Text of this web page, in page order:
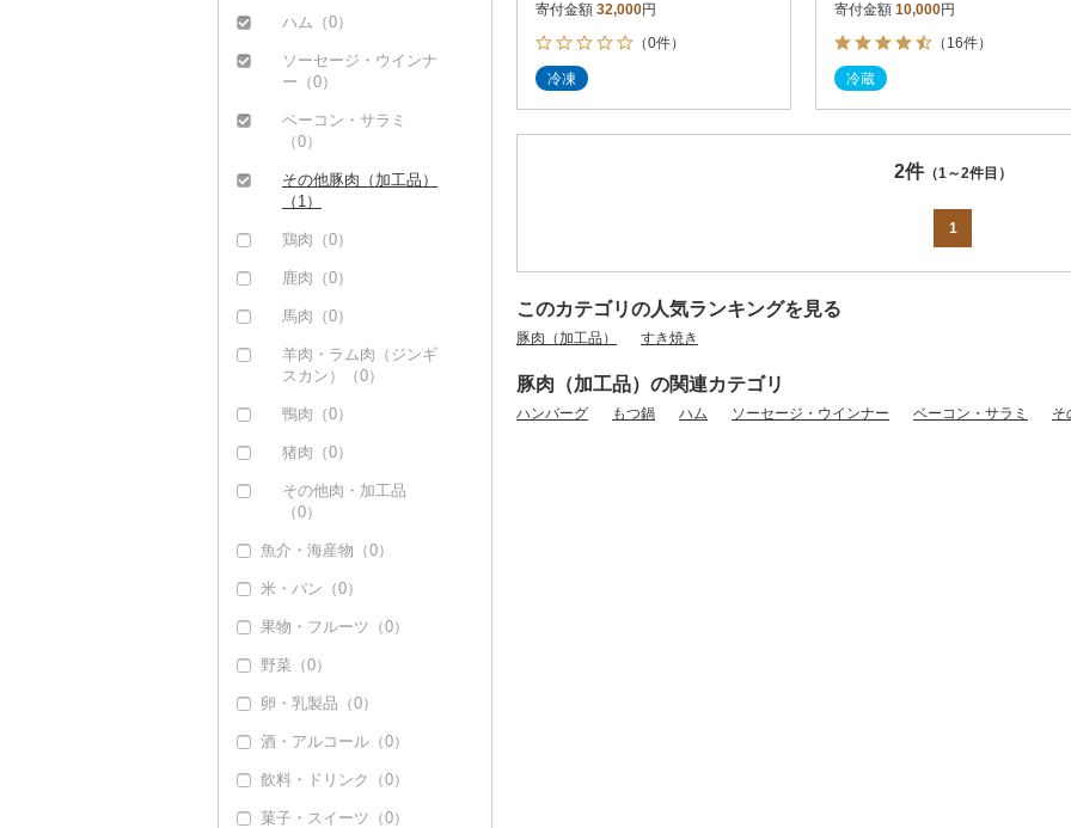
ハム（0）
ソーセージ・ウインナ
ー（0）
ベーコン・サラミ
（0）
その他豚肉（加工品）
（1）
鶏肉（0）
鹿肉（0）
馬肉（0）
羊肉・ラム肉（ジンギ
スカン）（0）
鴨肉（0）
猪肉（0）
その他肉・加工品
（0）
魚介・海産物（0）
米・パン（0）
果物・フルーツ（0）
野菜（0）
卵・乳製品（0）
酒・アルコール（0）
飲料・ドリンク（0）
菓子・スイーツ（0）
結果を見る（
寄付金額 32,000円
（0件）
冷凍
寄付金額 10,000円
（16件）
冷蔵
2件（1～2件目）
1
このカテゴリの人気ランキングを見る
豚肉（加工品） すき焼き
豚肉（加工品）の関連カテゴリ
ハンバーグ もつ鍋 ハム ソーセージ・ウインナー ベーコン・サラミ そ